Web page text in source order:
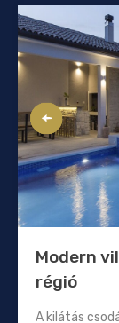
Modern
régió
A kilátás